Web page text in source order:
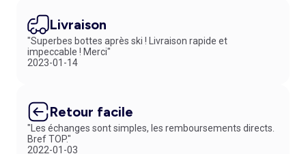
Livraison
"Superbes bottes après ski ! Livraison rapide et
impeccable ! Merci"
2023-01-14
Retour facile
"Les échanges sont simples, les remboursements directs.
Bref TOP."
2022-01-03